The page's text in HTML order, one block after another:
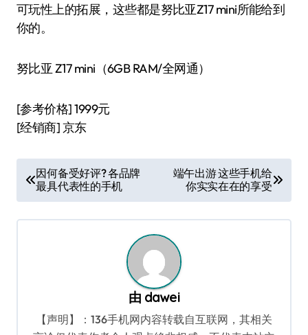
可玩性上的拓展，这些都是努比亚Z17 mini所能给到
你的。
努比亚 Z17 mini（6GB RAM/全网通）
[参考价格] 1999元
[经销商] 京东
章
导
因何备受好评? 各品牌
最具代表性的手机
端午出游 这些手机给
你实实在在的享受
由 dawei
【声明】：136手机网内容转载自互联网，其相关